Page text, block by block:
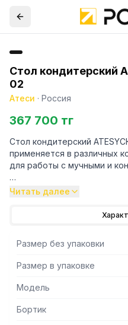
Стол кондитерский
02
Атеси · Россия
367 700 тг
Стол кондитерский
применяется в различных
для работы с мучными и
-Все кромки столешницы и
травмы персоналом при
подвержена короблению,
долговечность и высокие
-Столешницаукреплена с
каркасом, что
- Стойки стола
Читать далее
Размер без упаковки
Размер в упаковке
Модель
Бортик